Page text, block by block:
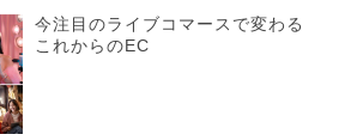
今注目のライブコマースで変わる
これからのEC